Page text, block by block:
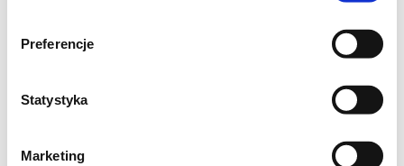
Preferencje
Statystyka
Marketing